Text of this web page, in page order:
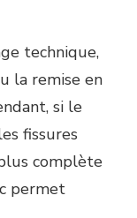
technique,
la remise en
si le
fissures
complète
permet